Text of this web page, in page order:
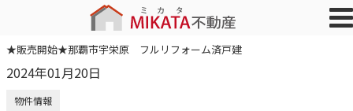
★販売開始★那覇市宇栄原 フルリフォーム済戸建
2024年01月20日
物件情報